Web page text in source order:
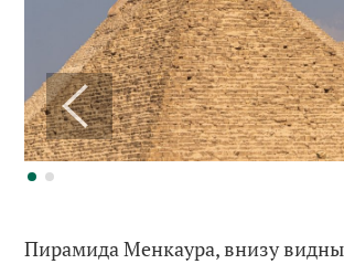
Пирамида Менкаура, внизу видны